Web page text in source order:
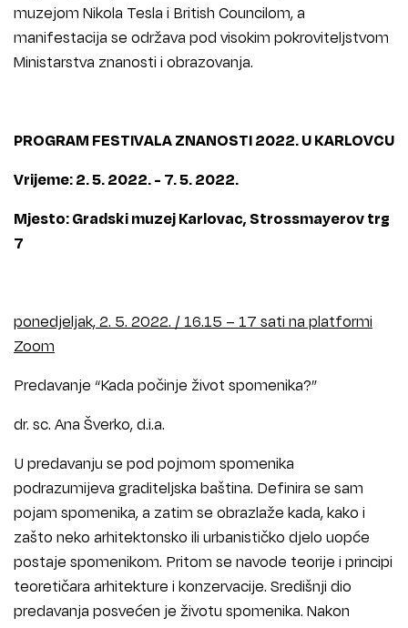
muzejom Nikola Tesla i British Councilom, a
manifestacija se održava pod visokim pokroviteljstvom
Ministarstva znanosti i obrazovanja.
PROGRAM FESTIVALA ZNANOSTI 2022. U KARLOVCU
Vrijeme: 2. 5. 2022. - 7. 5. 2022.
Mjesto: Gradski muzej Karlovac, Strossmayerov trg
7
ponedjeljak, 2. 5. 2022. / 16.15 – 17 sati na platformi
Zoom
Predavanje “Kada počinje život spomenika?”
dr. sc. Ana Šverko, d.i.a.
U predavanju se pod pojmom spomenika
podrazumijeva graditeljska baština. Definira se sam
pojam spomenika, a zatim se obrazlaže kada, kako i
zašto neko arhitektonsko ili urbanističko djelo uopće
postaje spomenikom. Pritom se navode teorije i principi
teoretičara arhitekture i konzervacije. Središnji dio
predavanja posvećen je životu spomenika. Nakon